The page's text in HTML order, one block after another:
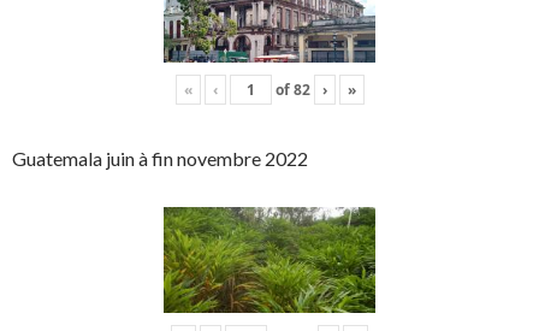
« ‹ of82 › »
Guatemala juin à fin novembre 2022